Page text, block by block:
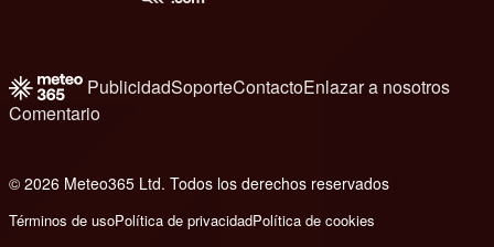
PublicidadSoporteContactoEnlazar a nosotros
Comentario
© 2026 Meteo365 Ltd. Todos los derechos reservados
Términos de usoPolítica de privacidadPolítica de cookies